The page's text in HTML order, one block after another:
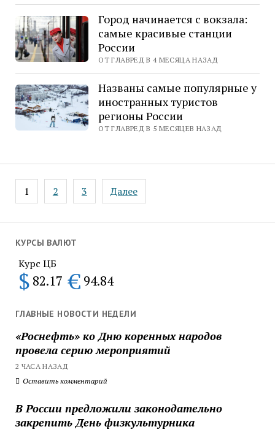
КУРСЫ ВАЛЮТ
Курс ЦБ
$ 82.17 € 94.84
ГЛАВНЫЕ НОВОСТИ НЕДЕЛИ
«Роснефть» ко Дню коренных народов
провела серию мероприятий
2 ЧАСА НАЗАД
Оставить комментарий
В России предложили законодательно
закрепить День физкультурника
Город начинается с вокзала:
самые красивые станции
России
ОТ ГЛАВРЕД В 4 МЕСЯЦА НАЗАД
Названы самые популярные у
иностранных туристов
регионы России
ОТ ГЛАВРЕД В 5 МЕСЯЦЕВ НАЗАД
Пагинация
записей
1 2 3 Далее